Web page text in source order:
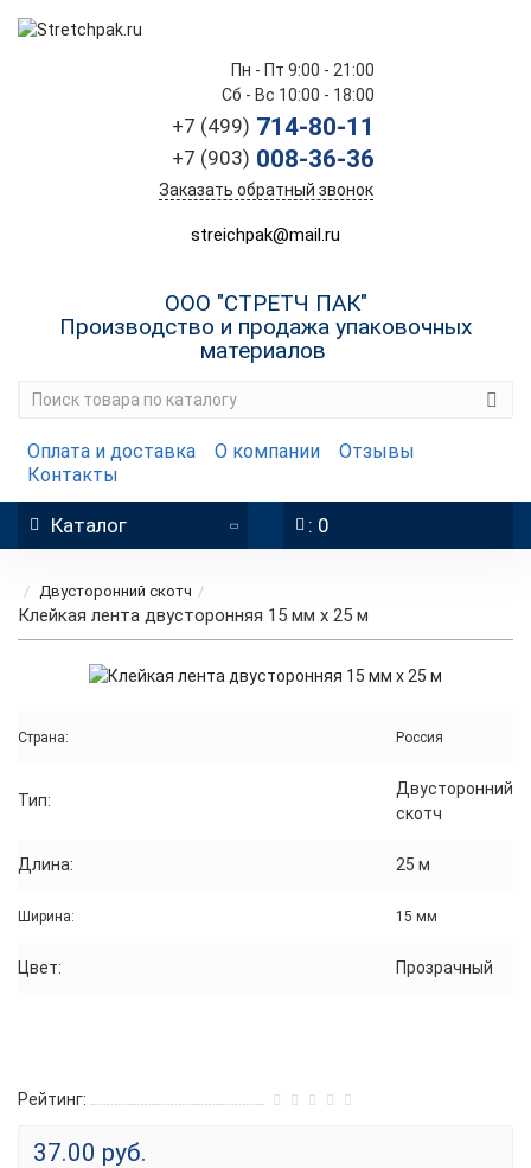
Пн - Пт 9:00 - 21:00
Сб - Вс 10:00 - 18:00
+7 (499) 714-80-11
+7 (903) 008-36-36
Заказать обратный звонок
streichpak@mail.ru
ООО "СТРЕТЧ ПАК"
Производство и продажа упаковочных
материалов
Оплата и доставка О компании
Отзывы
Контакты
Каталог : 0
Двусторонний скотч
Клейкая лента двусторонняя 15 мм x 25 м
Страна: Россия
Тип:
Двусторонний
скотч
Длина: 25 м
Ширина: 15 мм
Цвет: Прозрачный
Рейтинг:
37.00 руб.